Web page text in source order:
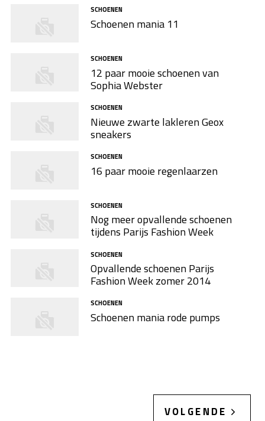
SCHOENEN
Schoenen mania 11
SCHOENEN
12 paar mooie schoenen van
Sophia Webster
SCHOENEN
Nieuwe zwarte lakleren Geox
sneakers
SCHOENEN
16 paar mooie regenlaarzen
SCHOENEN
Nog meer opvallende schoenen
tijdens Parijs Fashion Week
SCHOENEN
Opvallende schoenen Parijs
Fashion Week zomer 2014
SCHOENEN
Schoenen mania rode pumps
VOLGENDE